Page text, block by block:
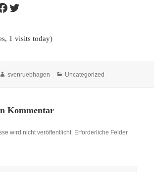
Twitter
1 visits today)
Autor
svenruebhagen Kategorien
Uncategorized
Kommentar
wird nicht veröffentlicht. Erforderliche Felder